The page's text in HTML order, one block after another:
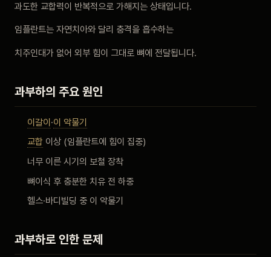
비포 애프터
자주 묻는 질문
회원가입 / 로그인
과도한 교합력이 반복적으로 가해지는 상태입니다.
임플란트는 자연치아와 달리 충격을 흡수하는
치주인대가 없어 외부 힘이 그대로 뼈에 전달됩니다.
과부하의 주요 원인
이갈이 ·이 악물기
교합 이상 (임플란트에 힘이 집중)
너무 이른 시기의 보철 장착
뼈이식 후 충분한 치유 전 하중
헬스·바디빌딩 중 이 악물기
과부하로 인한 문제